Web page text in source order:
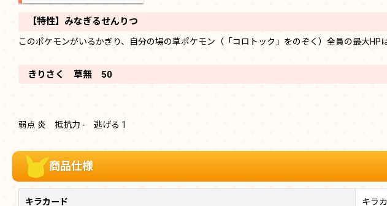
【特性】みなぎるせんりつ
このポケモンがいるかぎり、自分の場の草ポケモン（「コロトック」をのぞく）全員の最大
きりさく 草無 50
弱点 炎 抵抗力 - 逃げる 1
商品仕様
キラカード キラ